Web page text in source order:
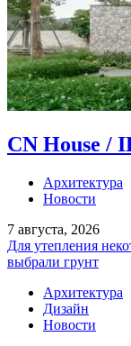
CN House /
Архитектура
Новости
7 августа, 2026
Для утепления
выбрали грунт
Архитектура
Дизайн
Новости